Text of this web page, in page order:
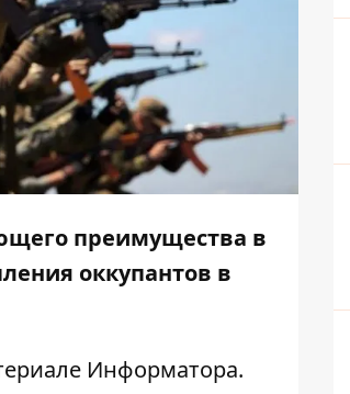
преимущества в
оккупантов в
Информатора.